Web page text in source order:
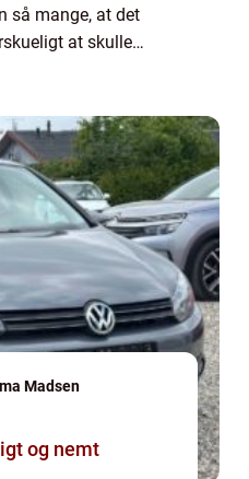
så mange, at det
at skulle
Madsen
og nemt